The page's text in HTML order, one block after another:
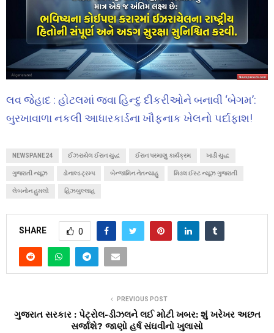
લવ જેહાદ : હોટલમાં જવા હિન્દુ દીકરીઓને બનાવી ‘બેગમ’:
બુરખાવાળા નકલી આધારકાર્ડના ખૌફનાક ખેલનો પર્દાફાશ!
NEWSPANE24 ઈઝરાયેલ ઈરાન યુદ્ધ ઈરાન પરમાણુ કાર્યક્રમ ખાડી યુદ્ધ
ગુજરાતી ન્યૂઝ ડોનાલ્ડ ટ્રમ્પ બેન્જામિન નેતન્યાહુ મિડલ ઈસ્ટ ન્યૂઝ ગુજરાતી
લેબનોન હુમલો હિઝબુલ્લાહ
SHARE 0
PREVIOUS POST
ગુજરાત સરકાર : પેટ્રોલ-ડીઝલને લઈ મોટી ખબર: શું ખરેખર અછત
સર્જાશે? જાણો હર્ષ સંઘવીનો ખુલાસો